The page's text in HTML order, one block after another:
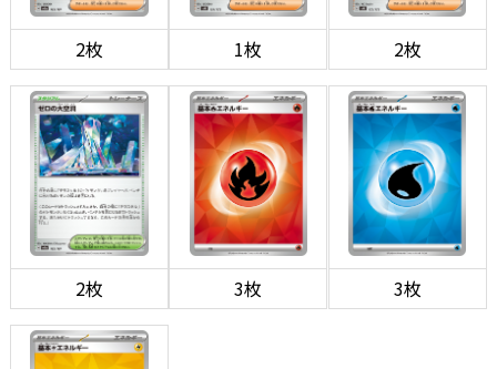
2枚 1枚 2枚
2枚 3枚 3枚